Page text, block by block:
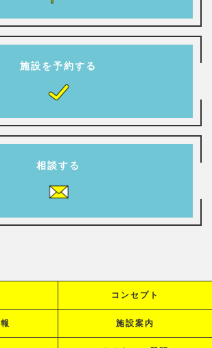
施設を予約する
相談する
コンセプト
施設案内